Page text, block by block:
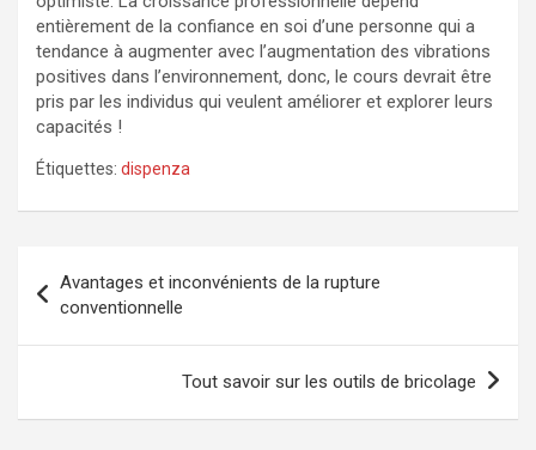
entièrement de la confiance en soi d’une personne qui a
tendance à augmenter avec l’augmentation des vibrations
positives dans l’environnement, donc, le cours devrait être
pris par les individus qui veulent améliorer et explorer leurs
capacités !
Étiquettes: dispenza
de
l’article
Avantages et inconvénients de la rupture
conventionnelle
Tout savoir sur les outils de bricolage